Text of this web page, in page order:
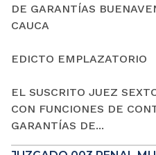
DE GARANTÍAS
CAUCA
EDICTO EMPLAZATORIO
EL SUSCRITO JUEZ
CON FUNCIONES DE
GARANTÍAS DE...